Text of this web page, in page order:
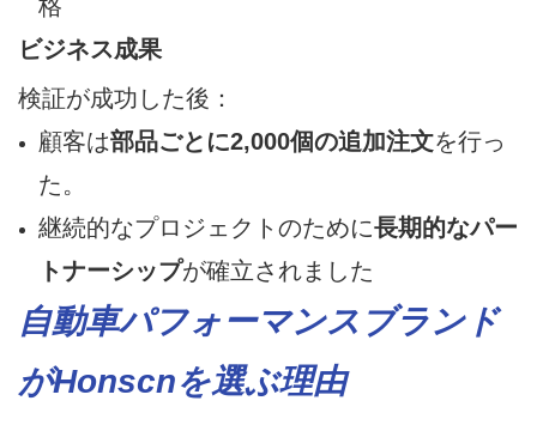
格
ビジネス成果
検証が成功した後：
顧客は部品ごとに2,000個の追加注文を行っ
た。
継続的なプロジェクトのために長期的なパー
トナーシップが確立されました
自動車パフォーマンスブランド
がHonscnを選ぶ理由